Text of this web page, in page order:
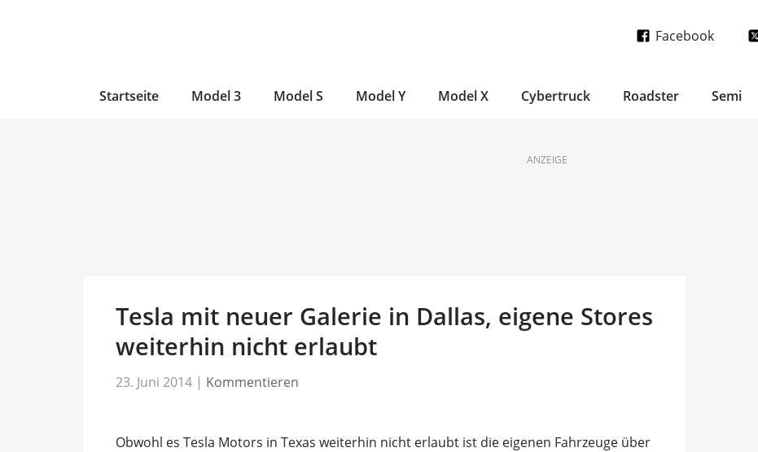
Facebook
Startseite Model 3 Model S Model Y Model X Cybertruck Roadster Semi
ANZEIGE
Tesla mit neuer Galerie in Dallas, eigene Stores
weiterhin nicht erlaubt
23. Juni 2014 | Kommentieren
Obwohl es Tesla Motors in Texas weiterhin nicht erlaubt ist die eigenen Fahrzeuge über